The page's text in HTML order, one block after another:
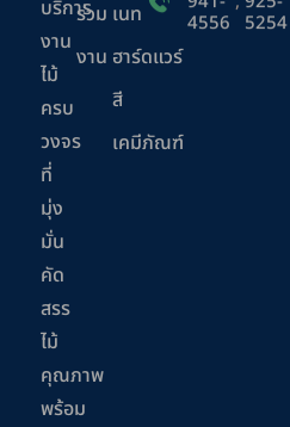
บริการ
งาน
ไม้
ครบ
วงจร
ที่
มุ่ง
มั่น
คัด
สรร
ไม้
คุณภาพ
พร้อม
ร่วม
งาน
เนท
ฮาร์ดแวร์
สี
เคมีภัณฑ์
4556 5254